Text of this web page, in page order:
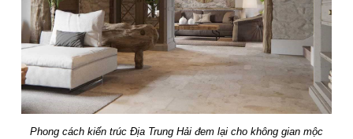
Phong cách kiến trúc Địa Trung Hải đem lại cho không gian mộc